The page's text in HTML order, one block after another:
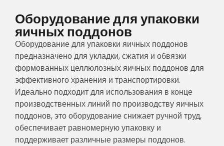
Оборудование для упаковки
яичных поддонов
Оборудование для упаковки яичных поддонов
предназначено для укладки, сжатия и обвязки
формованных целлюлозных яичных поддонов для
эффективного хранения и транспортировки.
Идеально подходит для использования в конце
производственных линий по производству яичных
поддонов, это оборудование снижает ручной труд,
обеспечивает равномерную упаковку и
поддерживает различные размеры поддонов.